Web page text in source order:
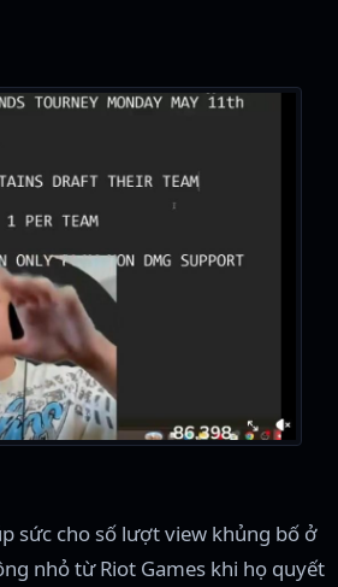
sức cho số lượt view khủng bố ở
nhỏ từ Riot Games khi họ quyết